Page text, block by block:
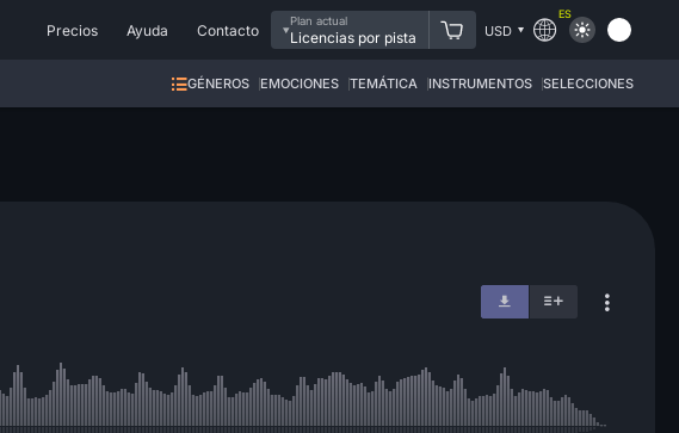
Precios Ayuda Contacto
Plan actual
Licencias por pista USD
ES
GÉNEROS EMOCIONES TEMÁTICA INSTRUMENTOS SELECCIONES